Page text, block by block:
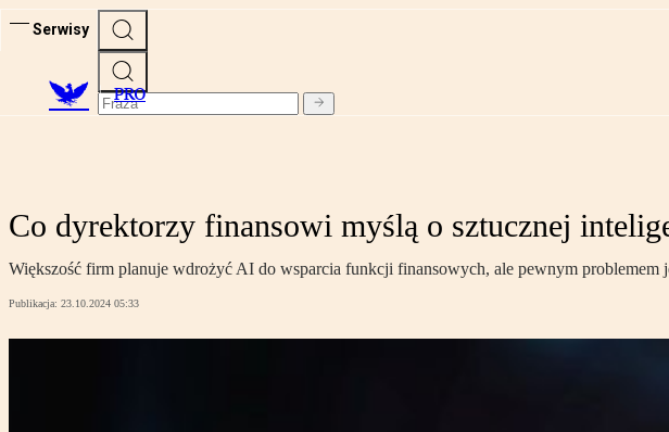
Serwisy
PRO
Co dyrektorzy finansowi myślą o sztucznej
Większość firm planuje wdrożyć AI do wsparcia funkcji finansowych, ale pewnym
Publikacja: 23.10.2024 05:33